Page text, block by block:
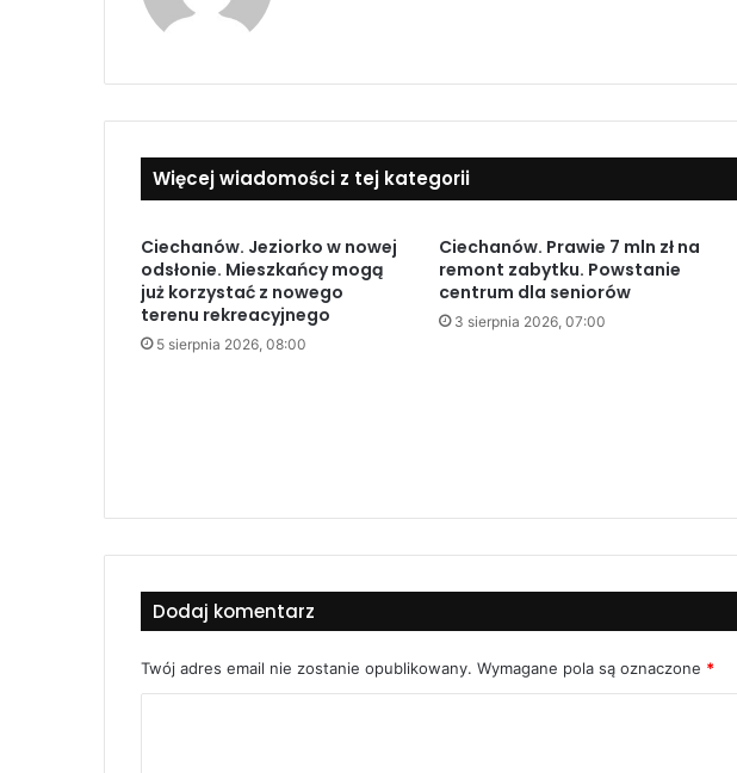
Więcej wiadomości z tej kategorii
Ciechanów. Jeziorko w nowej
odsłonie. Mieszkańcy mogą
już korzystać z nowego
terenu rekreacyjnego
5 sierpnia 2026, 08:00
Ciechanów. Prawie 7 mln zł na
remont zabytku. Powstanie
centrum dla seniorów
3 sierpnia 2026, 07:00
Dodaj komentarz
Twój adres email nie zostanie opublikowany. Wymagane pola są oznaczone *